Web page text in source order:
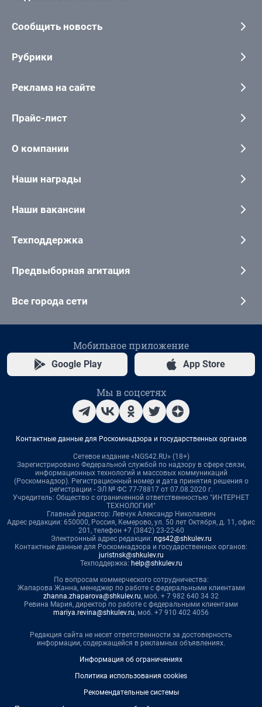
Сообщить новость
Рубрики
Реклама на сайте
Прайс-лист
О компании
Наши награды
Наши вакансии
Техподдержка
Предвыборная агитация
Все города сети
Мобильное приложение
Google Play App Store
Мы в соцсетях
Контактные данные для Роскомнадзора и государственных органов
Сетевое издание «NGS42.RU» (18+)
Зарегистрировано Федеральной службой по надзору в сфере связи,
информационных технологий и массовых коммуникаций
(Роскомнадзор). Регистрационный номер и дата принятия решения о
регистрации - ЭЛ № ФС 77-78817 от 07.08.2020 г.
Учредитель: Общество с ограниченной ответственностью "ИНТЕРНЕТ
ТЕХНОЛОГИИ"
Главный редактор: Левчук Александр Николаевич
Адрес редакции: 650000, Россия, Кемерово, ул. 50 лет Октября, д. 11, офис
201, телефон +7 (3842) 23-22-60
Электронный адрес редакции: ngs42@shkulev.ru
Контактные данные для Роскомнадзора и государственных органов:
juristnsk@shkulev.ru
Техподдержка: help@shkulev.ru
По вопросам коммерческого сотрудничества:
Жапарова Жанна, менеджер по работе с федеральными клиентами
zhanna.zhaparova@shkulev.ru, моб. + 7 982 640 34 32
Ревина Мария, директор по работе с федеральными клиентами
mariya.revina@shkulev.ru, моб. +7 910 402 4056
Редакция сайта не несет ответственности за достоверность
информации, содержащейся в рекламных объявлениях.
Информация об ограничениях
Политика использования cookies
Рекомендательные системы